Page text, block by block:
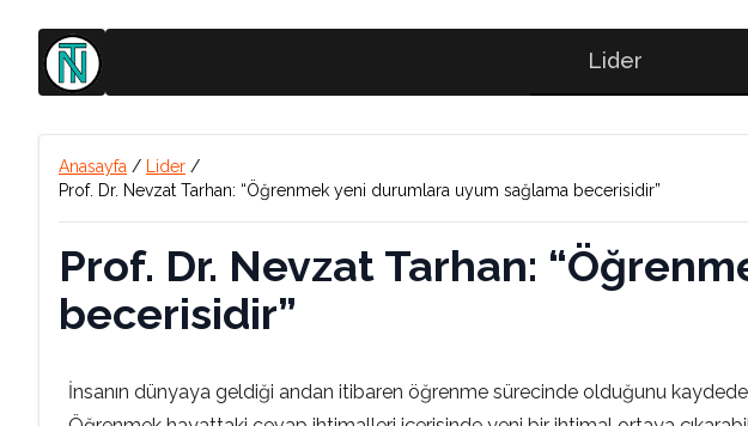
Lider
Anasayfa / Lider /
Prof. Dr. Nevzat Tarhan: “Öğrenmek yeni durumlara uyum sağlama becerisidir”
Prof. Dr. Nevzat Tarhan:
becerisidir”
İnsanın dünyaya geldiği andan itibaren öğrenme sürecinde olduğunu